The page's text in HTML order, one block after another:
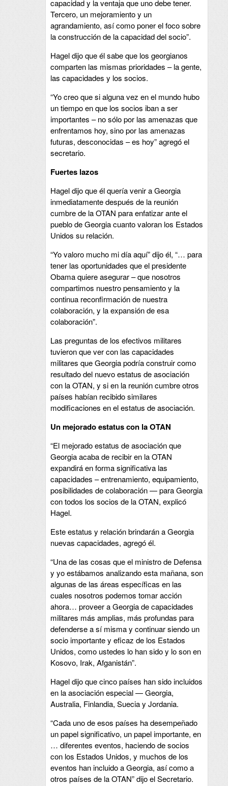
capacidad y la ventaja que uno debe tener.
Tercero, un mejoramiento y un
agrandamiento, así como poner el foco sobre
la construcción de la capacidad del socio”.
Hagel dijo que él sabe que los georgianos
comparten las mismas prioridades – la gente,
las capacidades y los socios.
“Yo creo que si alguna vez en el mundo hubo
un tiempo en que los socios iban a ser
importantes – no sólo por las amenazas que
enfrentamos hoy, sino por las amenazas
futuras, desconocidas – es hoy” agregó el
secretario.
Fuertes lazos
Hagel dijo que él quería venir a Georgia
inmediatamente después de la reunión
cumbre de la OTAN para enfatizar ante el
pueblo de Georgia cuanto valoran los Estados
Unidos su relación.
“Yo valoro mucho mi día aquí” dijo él, “… para
tener las oportunidades que el presidente
Obama quiere asegurar – que nosotros
compartimos nuestro pensamiento y la
continua reconfirmación de nuestra
colaboración, y la expansión de esa
colaboración”.
Las preguntas de los efectivos militares
tuvieron que ver con las capacidades
militares que Georgia podría construir como
resultado del nuevo estatus de asociación
con la OTAN, y si en la reunión cumbre otros
países habían recibido similares
modificaciones en el estatus de asociación.
Un mejorado estatus con la OTAN
“El mejorado estatus de asociación que
Georgia acaba de recibir en la OTAN
expandirá en forma significativa las
capacidades – entrenamiento, equipamiento,
posibilidades de colaboración — para Georgia
con todos los socios de la OTAN, explicó
Hagel.
Este estatus y relación brindarán a Georgia
nuevas capacidades, agregó él.
“Una de las cosas que el ministro de Defensa
y yo estábamos analizando esta mañana, son
algunas de las áreas específicas en las
cuales nosotros podemos tomar acción
ahora… proveer a Georgia de capacidades
militares más amplias, más profundas para
defenderse a sí misma y continuar siendo un
socio importante y eficaz de los Estados
Unidos, como ustedes lo han sido y lo son en
Kosovo, Irak, Afganistán”.
Hagel dijo que cinco países han sido incluidos
en la asociación especial — Georgia,
Australia, Finlandia, Suecia y Jordania.
“Cada uno de esos países ha desempeñado
un papel significativo, un papel importante, en
… diferentes eventos, haciendo de socios
con los Estados Unidos, y muchos de los
eventos han incluido a Georgia, así como a
otros países de la OTAN” dijo el Secretario.